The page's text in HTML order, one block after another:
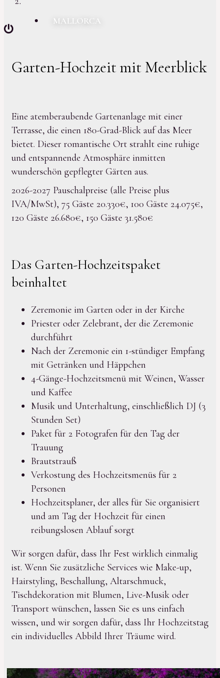
MALLORCA
Garten-Hochzeit mit Meerblick
Eine atemberaubende Gartenanlage mit einer
Terrasse, die einen 180-Grad-Blick auf das Meer
bietet. Dieser romantische Ort strahlt eine ruhige
und entspannende Atmosphäre inmitten
wunderschön gepflegter Gärten aus.
2026-2027 Pauschalpreise (alle Preise plus
IVA/MwSt), 75 Gäste 20.330€, 100 Gäste 24.075€,
120 Gäste 26.680€, 150 Gäste 31.580€
Das Garten-Hochzeitspaket
beinhaltet
Zeremonie im Garten oder in der Kirche
Priester oder Zelebrant, der die Zeremonie
durchführt
Nach der Zeremonie ein 1-stündiger Empfang
mit Getränken und Häppchen
4-Gänge-Hochzeitsmenü mit Weinen, Wasser
und Kaffee
Musik und Unterhaltung, einschließlich DJ (3
Stunden Set)
Paket für 2 Fotografen für den Tag der
Trauung
Brautstrauß
Verkostung des Hochzeitsmenüs für 2
Personen
Hochzeitsplaner, der alles für Sie organisiert
und am Tag der Hochzeit für einen
reibungslosen Ablauf sorgt
Wir sorgen dafür, dass Ihr Fest wirklich einmalig
ist. Wenn Sie zusätzliche Services wie Make-up,
Hairstyling, Beschallung, Altarschmuck,
Tischdekoration mit Blumen, Live-Musik oder
Transport wünschen, lassen Sie es uns einfach
wissen, und wir sorgen dafür, dass Ihr Hochzeitstag
ein individuelles Abbild Ihrer Träume wird.